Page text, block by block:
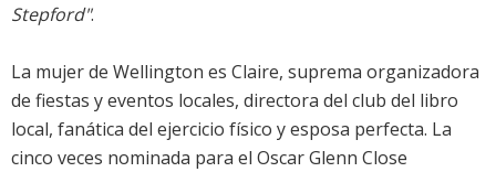
Stepford".
La mujer de Wellington es Claire, suprema organizadora
de fiestas y eventos locales, directora del club del libro
local, fanática del ejercicio físico y esposa perfecta. La
cinco veces nominada para el Oscar Glenn Close